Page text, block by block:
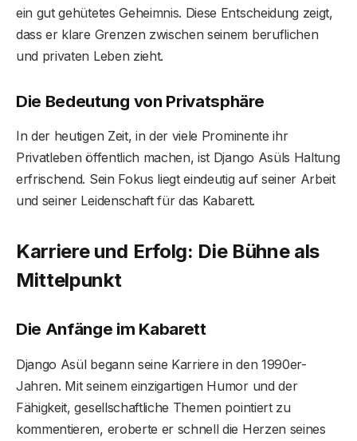
ein gut gehütetes Geheimnis. Diese Entscheidung zeigt,
dass er klare Grenzen zwischen seinem beruflichen
und privaten Leben zieht.
Die Bedeutung von Privatsphäre
In der heutigen Zeit, in der viele Prominente ihr
Privatleben öffentlich machen, ist Django Asüls Haltung
erfrischend. Sein Fokus liegt eindeutig auf seiner Arbeit
und seiner Leidenschaft für das Kabarett.
Karriere und Erfolg: Die Bühne als
Mittelpunkt
Die Anfänge im Kabarett
Django Asül begann seine Karriere in den 1990er-
Jahren. Mit seinem einzigartigen Humor und der
Fähigkeit, gesellschaftliche Themen pointiert zu
kommentieren, eroberte er schnell die Herzen seines